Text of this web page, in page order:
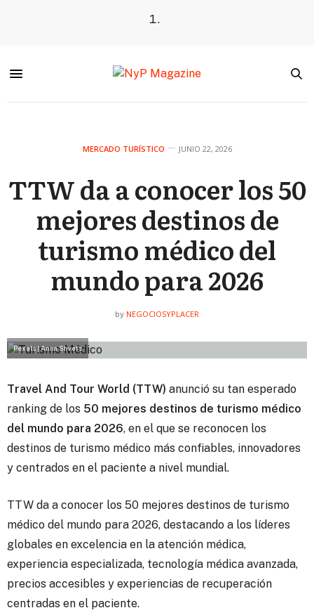
MERCADO TURÍSTICO JUNIO 22, 2026
TTW da a conocer los 50
mejores destinos de
turismo médico del
mundo para 2026
by NEGOCIOSYPLACER
Pexels | Anna Shvets
Travel And Tour World (TTW) anunció su tan esperado
ranking de los 50 mejores destinos de turismo médico
del mundo para 2026, en el que se reconocen los
destinos de turismo médico más confiables, innovadores
y centrados en el paciente a nivel mundial.
TTW da a conocer los 50 mejores destinos de turismo
médico del mundo para 2026, destacando a los líderes
globales en excelencia en la atención médica,
experiencia especializada, tecnología médica avanzada,
precios accesibles y experiencias de recuperación
centradas en el paciente.